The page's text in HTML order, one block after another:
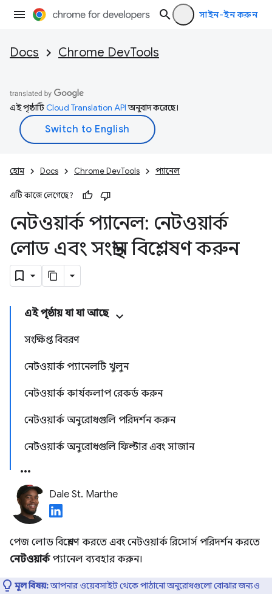
সাইন-ইন করুন
Docs Chrome DevTools
এই পৃষ্ঠাটিCloud Translation APIঅনুবাদ করেছে।
হোম Docs Chrome DevTools প্যানেল
এটি কাজে লেগেছে?
নেটওয়ার্ক প্যানেল: নেটওয়ার্ক
লোড এবং সংস্থান বিশ্লেষণ করুন
এই পৃষ্ঠায় যা যা আছে
সংক্ষিপ্ত বিবরণ
নেটওয়ার্ক প্যানেলটি খুলুন
নেটওয়ার্ক কার্যকলাপ রেকর্ড করুন
নেটওয়ার্ক অনুরোধগুলি পরিদর্শন করুন
নেটওয়ার্ক অনুরোধগুলি ফিল্টার এবং সাজান
Dale St. Marthe
পেজ লোড বিশ্লেষণ করতে এবং নেটওয়ার্ক রিসোর্স পরিদর্শন করতে
নেটওয়ার্কপ্যানেল ব্যবহার করুন।
মূল বিষয়:আপনার ওয়েবসাইট থেকে পাঠানো অনুরোধগুলো বোঝার জন্যও